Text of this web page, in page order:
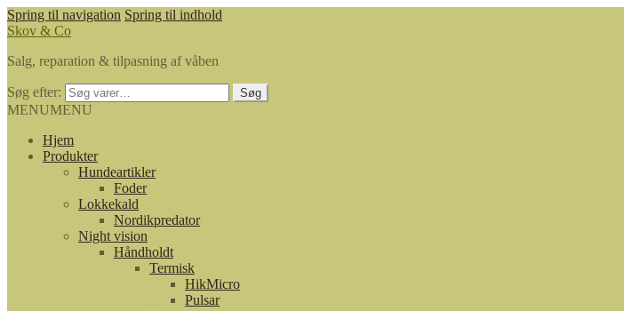
Spring til navigation Spring til indhold
Skov & Co
Salg, reparation & tilpasning af våben
Søg efter: Søg
MENUMENU
Hjem
Produkter
Hundeartikler
Foder
Lokkekald
Nordikpredator
Night vision
Håndholdt
Termisk
HikMicro
Pulsar